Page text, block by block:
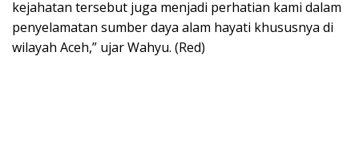
kejahatan tersebut juga menjadi perhatian kami dalam
penyelamatan sumber daya alam hayati khususnya di
wilayah Aceh,” ujar Wahyu. (Red)